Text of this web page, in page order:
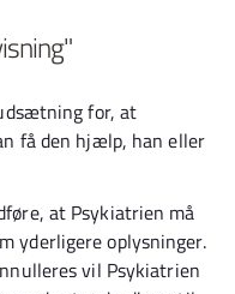
for, at
få den hjælp, han eller
at Psykiatrien må
yderligere oplysninger.
vil Psykiatrien